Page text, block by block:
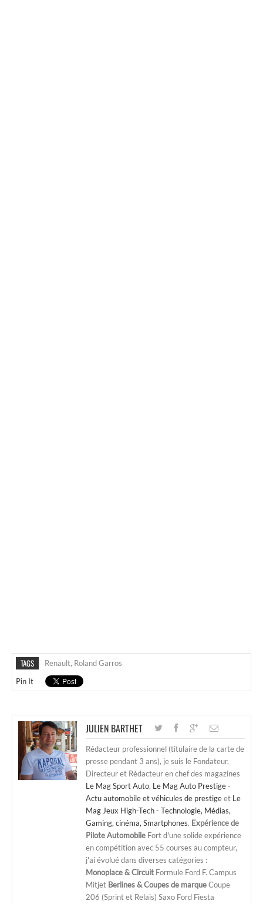
TAGS Renault, Roland Garros
Pin It
JULIEN BARTHET
Rédacteur professionnel (titulaire de la carte de
presse pendant 3 ans), je suis le Fondateur,
Directeur et Rédacteur en chef des magazines
Le Mag Sport Auto, Le Mag Auto Prestige -
Actu automobile et véhicules de prestigeet Le
Mag Jeux High-Tech - Technologie, Médias,
Gaming, cinéma, Smartphones. Expérience de
Pilote Automobile Fort d'une solide expérience
en compétition avec 55 courses au compteur,
j'ai évolué dans diverses catégories :
Monoplace & Circuit Formule Ford F. Campus
Mitjet Berlines & Coupes de marqueCoupe
206 (Sprint et Relais) Saxo Ford Fiesta